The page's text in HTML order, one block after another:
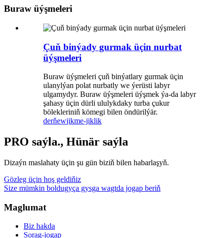
Buraw üýşmeleri
Çuň binýady gurmak üçin nurbat
üýşmeleri
Buraw üýşmeleri çuň binýatlary gurmak üçin
ulanylýan polat nurbatly we ýerüsti labyr
ulgamydyr. Buraw üýşmeleri üýşmek ýa-da labyr
şahasy üçin dürli ululykdaky turba çukur
bölekleriniň kömegi bilen öndürilýär.
derňewjikme-jiklik
PRO saýla., Hünär saýla
Dizaýn maslahaty üçin şu gün biziň bilen habarlaşyň.
Gözleg üçin hoş geldiňiz
Size mümkin boldugyça gysga wagtda jogap beriň
Maglumat
Biz hakda
Sorag-jogap